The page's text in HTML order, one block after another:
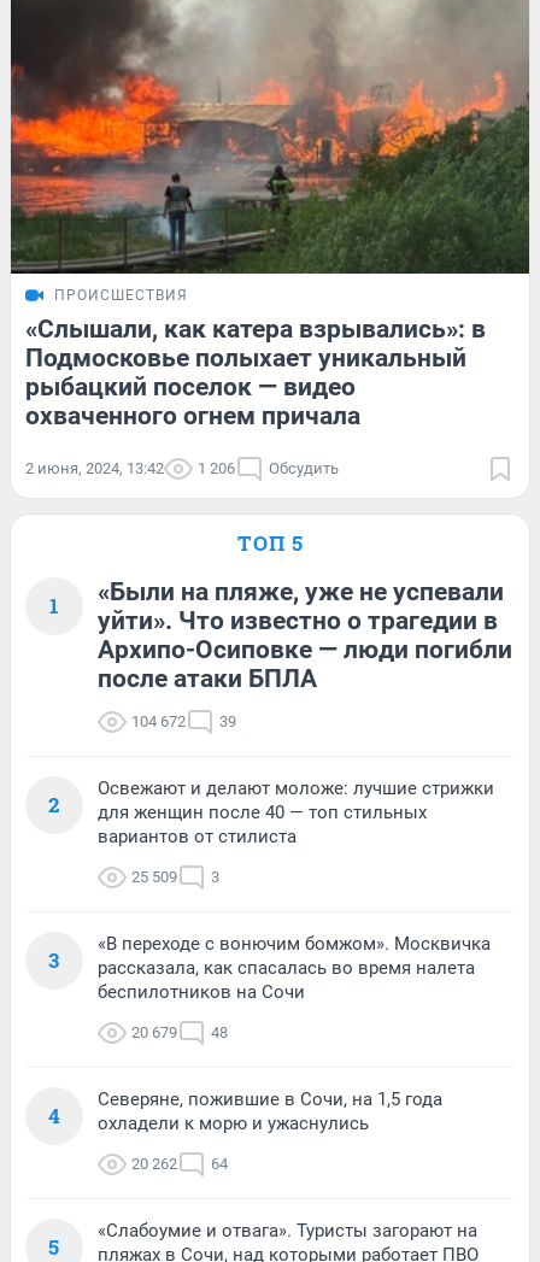
ПРОИСШЕСТВИЯ
«Слышали, как катера взрывались»: в
Подмосковье полыхает уникальный
рыбацкий поселок — видео
охваченного огнем причала
2 июня, 2024, 13:42 1 206 Обсудить
ТОП 5
1
«Были на пляже, уже не успевали
уйти». Что известно о трагедии в
Архипо-Осиповке — люди погибли
после атаки БПЛА
104 672 39
2
Освежают и делают моложе: лучшие стрижки
для женщин после 40 — топ стильных
вариантов от стилиста
25 509 3
3
«В переходе с вонючим бомжом». Москвичка
рассказала, как спасалась во время налета
беспилотников на Сочи
20 679 48
4
Северяне, пожившие в Сочи, на 1,5 года
охладели к морю и ужаснулись
20 262 64
5
«Слабоумие и отвага». Туристы загорают на
пляжах в Сочи, над которыми работает ПВО